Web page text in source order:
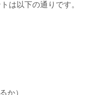
は以下の通りです。
か）